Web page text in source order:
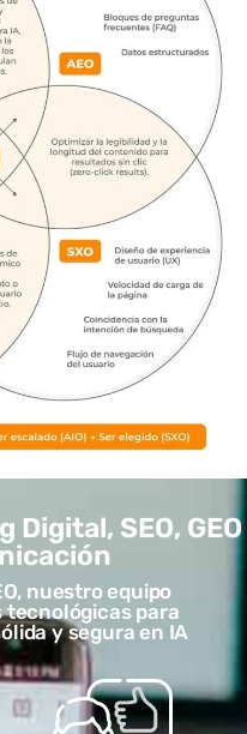
SEO, GEO
nuestro equipo
para
y segura en IA